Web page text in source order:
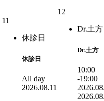
11
休診日
休診日
All day
2026.08.11
12
Dr.土方
Dr.土方
10:00
-19:00